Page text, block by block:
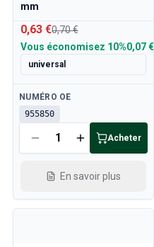
mm
0,63 €0,70 €
Vous économisez 10%0,07 €
universal
Disponible
NUMÉRO OE
955850
Acheter
En savoir plus